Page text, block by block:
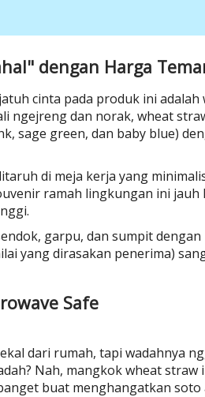
dengan Harga
cinta pada produk ini adalah
ngejreng dan norak, wheat
sage green, dan baby blue)
di meja kerja yang
ramah lingkungan ini jauh
garpu, dan sumpit
yang dirasakan penerima)
Safe
dari rumah, tapi wadahnya
Nah, mangkok wheat straw
buat menghangatkan